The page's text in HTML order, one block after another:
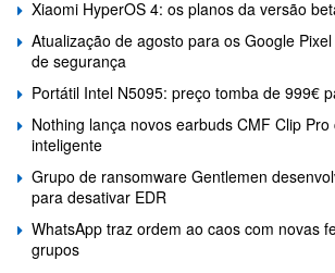
Xiaomi HyperOS 4: os planos da versão
Atualização de agosto para os Google
de segurança
Portátil Intel N5095: preço tomba de 999€
Nothing lança novos earbuds CMF Clip Pro
inteligente
Grupo de ransomware Gentlemen
para desativar EDR
WhatsApp traz ordem ao caos com novas
grupos